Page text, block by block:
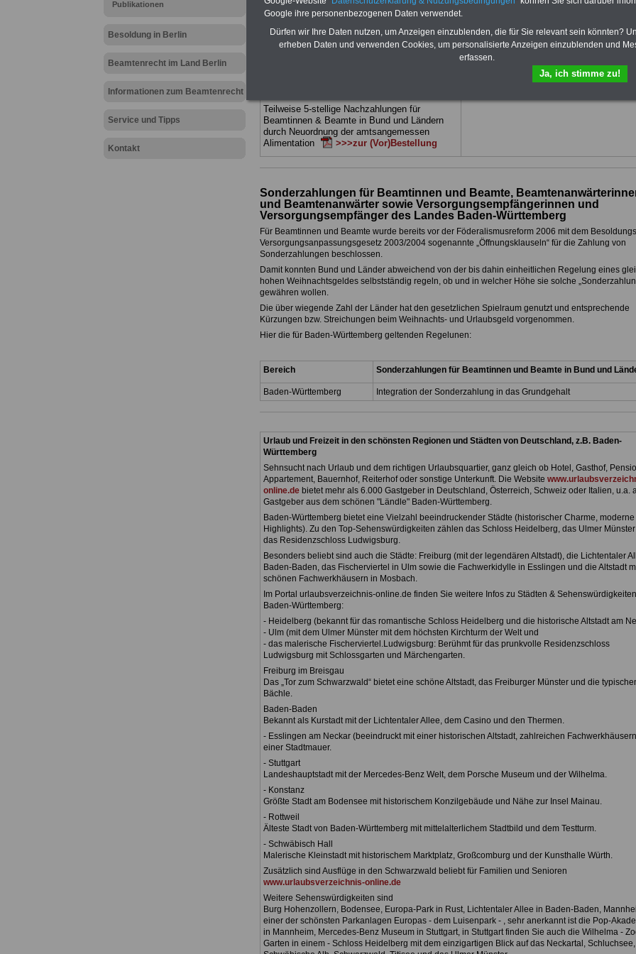
Publikationen
Besoldung in Berlin
Beamtenrecht im Land Berlin
Informationen zum Beamtenrecht
Service und Tipps
Kontakt
Ländern. Alle drei Ratgeber sind übersichtlich
gegliedert und erläutern auch komplizierte
Sachverhalte verständlich (auch für
Mitarbeiter des öffentlichen Dienstes in
Baden-Württemberggeeignet).
Teilweise 5-stellige Nachzahlungen für
Beamtinnen & Beamte in Bund und Ländern
durch Neuordnung der amtsangemessen
Alimentation
>>>zur (Vor)Bestellung
herunterladen, auch für Beschäftigte des
Bücher behandeln Beamtenrecht,
Beamtenversor-gung, Beihilfe, Rund ums
Nebentätigkeitsrecht, Frauen im
Dienst. und Berufseinstieg im öffentlichen
Dienst. Man kann die eBooks
ausdrucken und lesen>>>mehr
Sonderzahlungen für Beamtinnen und Beamte,
und Beamtenanwärter sowie Versorgungsempfängerinnen und
Versorgungsempfänger des Landes Baden-Württemberg
Für Beamtinnen und Beamte wurde bereits vor der Föderalismusreform 2006 mit dem
Versorgungsanpassungsgesetz 2003/2004 sogenannte „Öffnungsklauseln“ für die Zahlung von
Sonderzahlungen beschlossen.
Damit konnten Bund und Länder abweichend von der bis dahin einheitlichen Regelung eines
hohen Weihnachtsgeldes selbstständig regeln, ob und in welcher Höhe sie solche
gewähren wollen.
Die über wiegende Zahl der Länder hat den gesetzlichen Spielraum genutzt und entsprechende
Kürzungen bzw. Streichungen beim Weihnachts- und Urlaubsgeld vorgenommen.
Hier die für Baden-Württemberg geltenden Regelunen:
Bereich Sonderzahlungen für Beamtinnen und Beamte in Bund und
Baden-Württemberg Integration der Sonderzahlung in das Grundgehalt
Urlaub und Freizeit in den schönsten Regionen und Städten von Deutschland, z.B. Baden-
Württemberg
Sehnsucht nach Urlaub und dem richtigen Urlaubsquartier, ganz gleich ob Hotel, Gasthof,
Appartement, Bauernhof, Reiterhof oder sonstige Unterkunft. Die Website
online.debietet mehr als 6.000 Gastgeber in Deutschland, Österreich, Schweiz oder Italien, u.a.
Gastgeber aus dem schönen "Ländle" Baden-Württemberg.
Baden-Württemberg bietet eine Vielzahl beeindruckender Städte (historischer Charme, moderne
Highlights). Zu den Top-Sehenswürdigkeiten zählen das Schloss Heidelberg, das Ulmer Münster
das Residenzschloss Ludwigsburg.
Besonders beliebt sind auch die Städte: Freiburg (mit der legendären Altstadt), die Lichtentaler
Baden-Baden, das Fischerviertel in Ulm sowie die Fachwerkidylle in Esslingen und die Altstadt
schönen Fachwerkhäusern in Mosbach.
Im Portal urlaubsverzeichnis-online.de finden Sie weitere Infos zu Städten &
Baden-Württemberg:
- Heidelberg (bekannt für das romantische Schloss Heidelberg und die historische Altstadt am
- Ulm (mit dem Ulmer Münster mit dem höchsten Kirchturm der Welt und
- das malerische Fischerviertel.Ludwigsburg: Berühmt für das prunkvolle Residenzschloss
Ludwigsburg mit Schlossgarten und Märchengarten.
Freiburg im Breisgau
Das „Tor zum Schwarzwald“ bietet eine schöne Altstadt, das Freiburger Münster und die
Bächle.
Baden-Baden
Bekannt als Kurstadt mit der Lichtentaler Allee, dem Casino und den Thermen.
- Esslingen am Neckar (beeindruckt mit einer historischen Altstadt, zahlreichen
einer Stadtmauer.
- Stuttgart
Landeshauptstadt mit der Mercedes-Benz Welt, dem Porsche Museum und der Wilhelma.
- Konstanz
Größte Stadt am Bodensee mit historischem Konzilgebäude und Nähe zur Insel Mainau.
- Rottweil
Älteste Stadt von Baden-Württemberg mit mittelalterlichem Stadtbild und dem Testturm.
- Schwäbisch Hall
Malerische Kleinstadt mit historischem Marktplatz, Großcomburg und der Kunsthalle Würth.
Zusätzlich sind Ausflüge in den Schwarzwald beliebt für Familien und Senioren
www.urlaubsverzeichnis-online.de
Weitere Sehenswürdigkeiten sind
Burg Hohenzollern, Bodensee, Europa-Park in Rust, Lichtentaler Allee in Baden-Baden,
einer der schönsten Parkanlagen Europas - dem Luisenpark - , sehr anerkannt ist die Pop-
in Mannheim, Mercedes-Benz Museum in Stuttgart, in Stuttgart finden Sie auch die Wilhelma -
Garten in einem - Schloss Heidelberg mit dem einzigartigen Blick auf das Neckartal, Schluchsee,
Google ihre personenbezogenen Daten verwendet.
Dürfen wir Ihre Daten nutzen, um Anzeigen einzublenden, die für Sie relevant sein könnten?
erheben Daten und verwenden Cookies, um personalisierte Anzeigen einzublenden und
erfassen.
Ja, ich stimme zu!